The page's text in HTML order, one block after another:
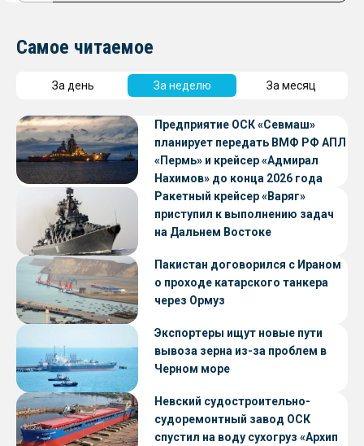
Самое читаемое
За день За неделю За месяц
Предприятие ОСК «Севмаш»
планирует передать ВМФ РФ АПЛ
«Пермь» и крейсер «Адмирал
Нахимов» до конца 2026 года
Ракетный крейсер «Варяг»
приступил к выполнению задач
на Дальнем Востоке
Пакистан договорился с Ираном
о проходе катарского танкера
через Ормуз
Экспортеры ищут новые пути
вывоза зерна из-за проблем в
Черном море
Невский судостроительно-
судоремонтный завод ОСК
спустил на воду сухогруз «Архип